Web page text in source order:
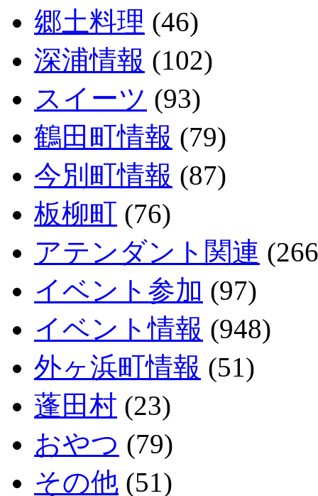
郷土料理 (46)
深浦情報 (102)
スイーツ (93)
鶴田町情報 (79)
今別町情報 (87)
板柳町 (76)
アテンダント関連
イベント参加 (97)
イベント情報 (948)
外ヶ浜町情報 (51)
蓬田村 (23)
おやつ (79)
その他 (51)